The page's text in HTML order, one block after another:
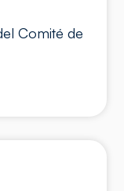
Comité de